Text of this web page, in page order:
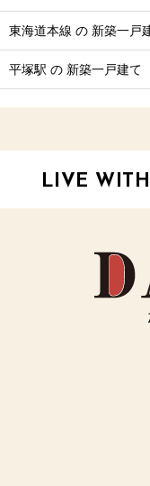
東海道本線 の 新築一戸
平塚駅 の 新築一戸建て
LIVE